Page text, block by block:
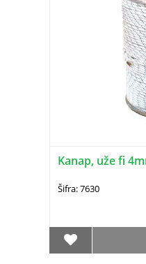
Kanap, uže fi
Šifra: 7630